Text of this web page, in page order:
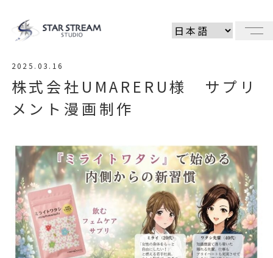
2025.03.16
株式会社UMARERU様 サプリ
メント漫画制作